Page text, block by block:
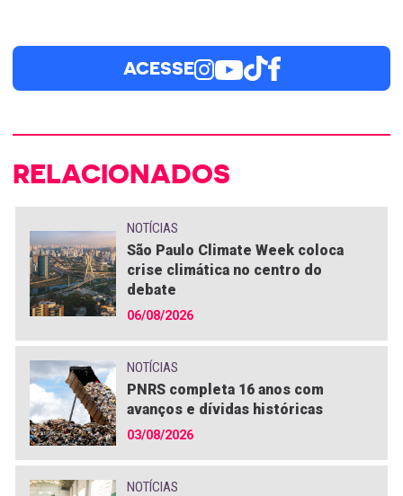
ACESSE
RELACIONADOS
NOTÍCIAS
São Paulo Climate Week coloca
crise climática no centro do
debate
06/08/2026
NOTÍCIAS
PNRS completa 16 anos com
avanços e dívidas históricas
03/08/2026
NOTÍCIAS